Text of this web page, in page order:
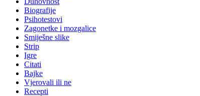
Biografije
Psihotestovi
Zagonetke i mozgalice
Smiješne slike
Strip
Igre
Citati
Bajke
Vjerovali ili ne
Recepti